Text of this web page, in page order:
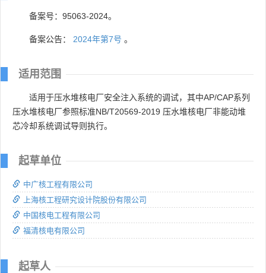
备案号：95063-2024。
备案公告： 2024年第7号 。
适用范围
适用于压水堆核电厂安全注入系统的调试，其中AP/CAP系列
压水堆核电厂参照标准NB/T20569-2019 压水堆核电厂非能动堆
芯冷却系统调试导则执行。
起草单位
中广核工程有限公司
上海核工程研究设计院股份有限公司
中国核电工程有限公司
福清核电有限公司
起草人